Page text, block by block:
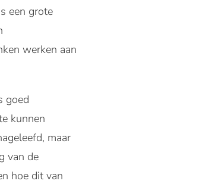
een grote
werken aan
goed
kunnen
maar
van de
hoe dit van